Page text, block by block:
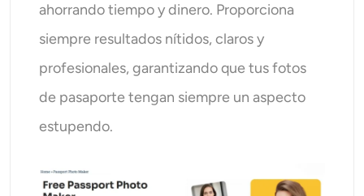
ahorrando tiempo y dinero. Proporciona
siempre resultados nítidos, claros y
profesionales, garantizando que tus fotos
de pasaporte tengan siempre un aspecto
estupendo.